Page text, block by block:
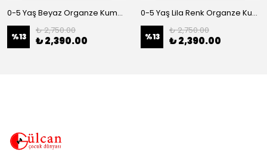
0-5 Yaş Beyaz Organze Kumaş Bel İnci Kemerli Midi Boy Arkası Lastikli Abiye
%13
₺ 2,750.00
₺ 2,390.00
0-5 Yaş Lila Renk Organze Kumaş Bel İnci Kemerli Midi Boy Arkası Lastikli Abiye
%13
₺ 2,750.00
₺ 2,390.00